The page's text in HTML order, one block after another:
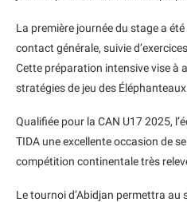
La première journée du stage a
contact générale, suivie
Cette préparation intensive vise à
stratégies de jeu des Éléphanteaux.
Qualifiée pour la CAN U17 2025,
TIDA une excellente occasion de
compétition continentale très
Le tournoi d’Abidjan permettra